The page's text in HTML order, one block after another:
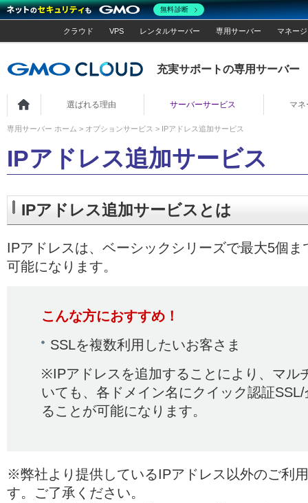
クラウド VPS レンタルサーバー 専用サーバー マネー
充実サポートの専用サーバー
選ばれる理由 サーバーサービス マ
専用サーバー ホーム > オプションサービス > IPアドレス追加サービス
IPアドレス追加サービス
IPアドレス追加サービスとは
IPアドレスは、ベーシックシリーズで最大5個
可能になります。
こんな方におすすめ！
SSLを複数利用したいお客さま
※IPアドレスを追加することにより、マル
いても、各ドメイン名にクイック認証
ることが可能になります。
※弊社より提供しているIPアドレス以外のご利
す。ご了承ください。
無料診断